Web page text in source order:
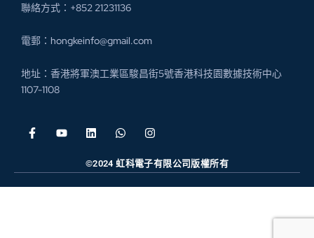
聯絡方式：+852 21231136
電郵：hongkeinfo@gmail.com
地址：香港將軍澳工業區駿昌街5號香港科技園數據技術中心
1107-1108
©2024 虹科電子有限公司版權所有